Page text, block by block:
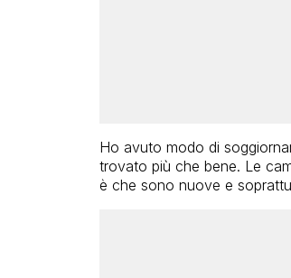
Ho avuto modo di
trovato più che bene. Le
è che sono nuove e